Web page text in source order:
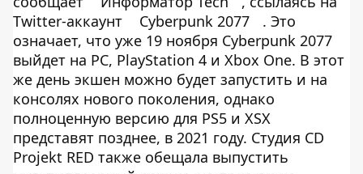
Twitter-аккаунт
Cyberpunk 2077
. Это
означает, что уже 19 ноября Cyberpunk 2077
выйдет на PC, PlayStation 4 и Xbox One. В этот
же день экшен можно будет запустить и на
консолях нового поколения, однако
полноценную версию для PS5 и XSX
представят позднее, в 2021 году. Студия CD
Projekt RED также обещала выпустить